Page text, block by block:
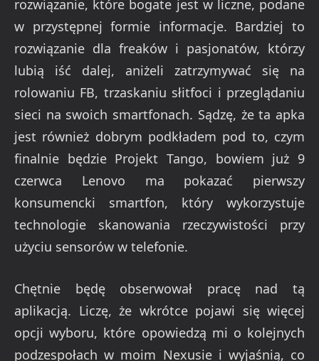
rozwiązanie, które bogate jest w liczne, podane
w przystępnej formie informacje. Bardziej to
rozwiązanie dla freaków i pasjonatów, którzy
lubią iść dalej, aniżeli zatrzymywać się na
rolowaniu FB, trzaskaniu słitfoci i przeglądaniu
sieci na swoich smartfonach. Sądzę, że ta apka
jest również dobrym podkładem pod to, czym
finalnie będzie Projekt Tango, bowiem już 9
czerwca Lenovo ma pokazać pierwszy
konsumencki smartfon, który wykorzystuje
technologie skanowania rzeczywistości przy
użyciu sensorów w telefonie.
Chętnie będę obserwował pracę nad tą
aplikacją. Liczę, że wkrótce pojawi się więcej
opcji wyboru, które opowiedzą mi o kolejnych
podzespołach w moim Nexusie i wyjaśnią, co